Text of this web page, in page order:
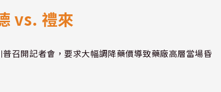
vs. 禮來
召開記者會，要求大幅調降藥價導致藥廠高層當場昏